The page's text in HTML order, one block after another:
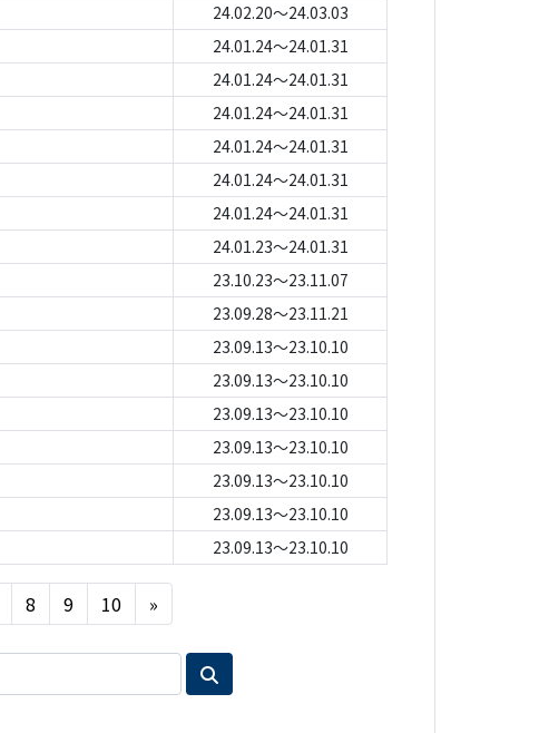
24.02.20～24.03.03
24.01.24～24.01.31
24.01.24～24.01.31
24.01.24～24.01.31
24.01.24～24.01.31
24.01.24～24.01.31
24.01.24～24.01.31
24.01.23～24.01.31
23.10.23～23.11.07
23.09.28～23.11.21
23.09.13～23.10.10
23.09.13～23.10.10
23.09.13～23.10.10
23.09.13～23.10.10
23.09.13～23.10.10
23.09.13～23.10.10
23.09.13～23.10.10
8 9 10 »